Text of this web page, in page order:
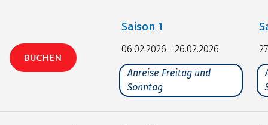
BUCHEN
Saison 1
06.02.2026 - 26.02.2026
Anreise Freitag und
Sonntag